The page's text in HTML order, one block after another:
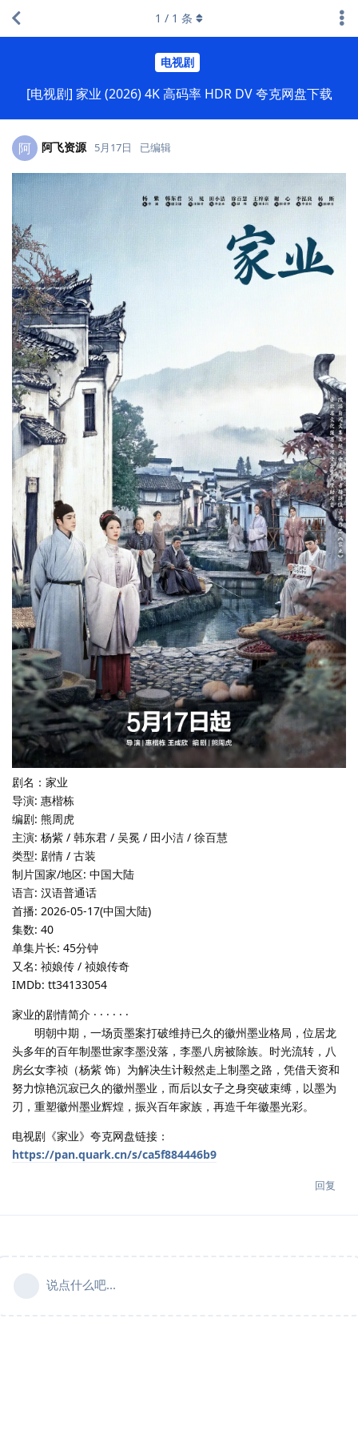
电视剧
[电视剧] 家业 (2026) 4K 高码率 HDR DV 夸克网盘下载
1 / 1 条
阿 阿飞资源 5月17日 已编辑
剧名：家业
导演: 惠楷栋
编剧: 熊周虎
主演: 杨紫 / 韩东君 / 吴冕 / 田小洁 / 徐百慧
类型: 剧情 / 古装
制片国家/地区: 中国大陆
语言: 汉语普通话
首播: 2026-05-17(中国大陆)
集数: 40
单集片长: 45分钟
又名: 祯娘传 / 祯娘传奇
IMDb: tt34133054
家业的剧情简介 · · · · · ·
明朝中期，一场贡墨案打破维持已久的徽州墨业格局，位居龙
头多年的百年制墨世家李墨没落，李墨八房被除族。时光流转，八
房幺女李祯（杨紫 饰）为解决生计毅然走上制墨之路，凭借天资和
努力惊艳沉寂已久的徽州墨业，而后以女子之身突破束缚，以墨为
刃，重塑徽州墨业辉煌，振兴百年家族，再造千年徽墨光彩。
电视剧《家业》夸克网盘链接：
https://pan.quark.cn/s/ca5f884446b9
回复
说点什么吧...